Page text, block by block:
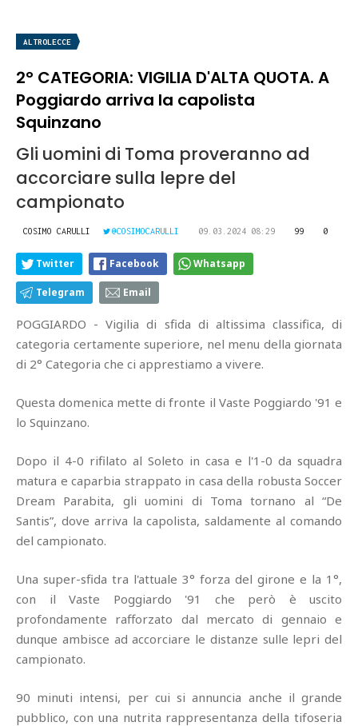
ALTROLECCE
2° CATEGORIA: VIGILIA D'ALTA QUOTA. A
Poggiardo arriva la capolista
Squinzano
Gli uomini di Toma proveranno ad
accorciare sulla lepre del
campionato
COSIMO CARULLI @COSIMOCARULLI 09.03.2024 08:29 99 0
Twitter Facebook Whatsapp
Telegram Email
POGGIARDO - Vigilia di sfida di altissima classifica, di
categoria certamente superiore, nel menu della giornata
di 2° Categoria che ci apprestiamo a vivere.
Questa domenica mette di fronte il Vaste Poggiardo '91 e
lo Squinzano.
Dopo il 4-0 rifilato al Soleto in casa e l'1-0 da squadra
matura e caparbia strappato in casa della robusta Soccer
Dream Parabita, gli uomini di Toma tornano al “De
Santis”, dove arriva la capolista, saldamente al comando
del campionato.
Una super-sfida tra l'attuale 3° forza del girone e la 1°,
con il Vaste Poggiardo '91 che però è uscito
profondamente rafforzato dal mercato di gennaio e
dunque ambisce ad accorciare le distanze sulle lepri del
campionato.
90 minuti intensi, per cui si annuncia anche il grande
pubblico, con una nutrita rappresentanza della tifoseria